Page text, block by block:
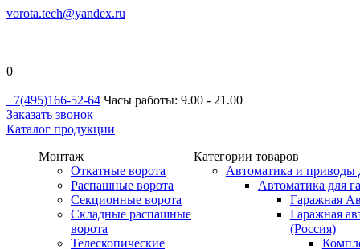
vorota.tech@yandex.ru
0
+7(495)166-52-64 Часы работы: 9.00 - 21.00
Заказать звонок
Каталог продукции
Монтаж
Откатные ворота
Распашные ворота
Секционные ворота
Складные распашные
ворота
Телескопические
Категории товаров
Автоматика и приводы
Автоматика для
Гаражная
Гаражная
(Россия)